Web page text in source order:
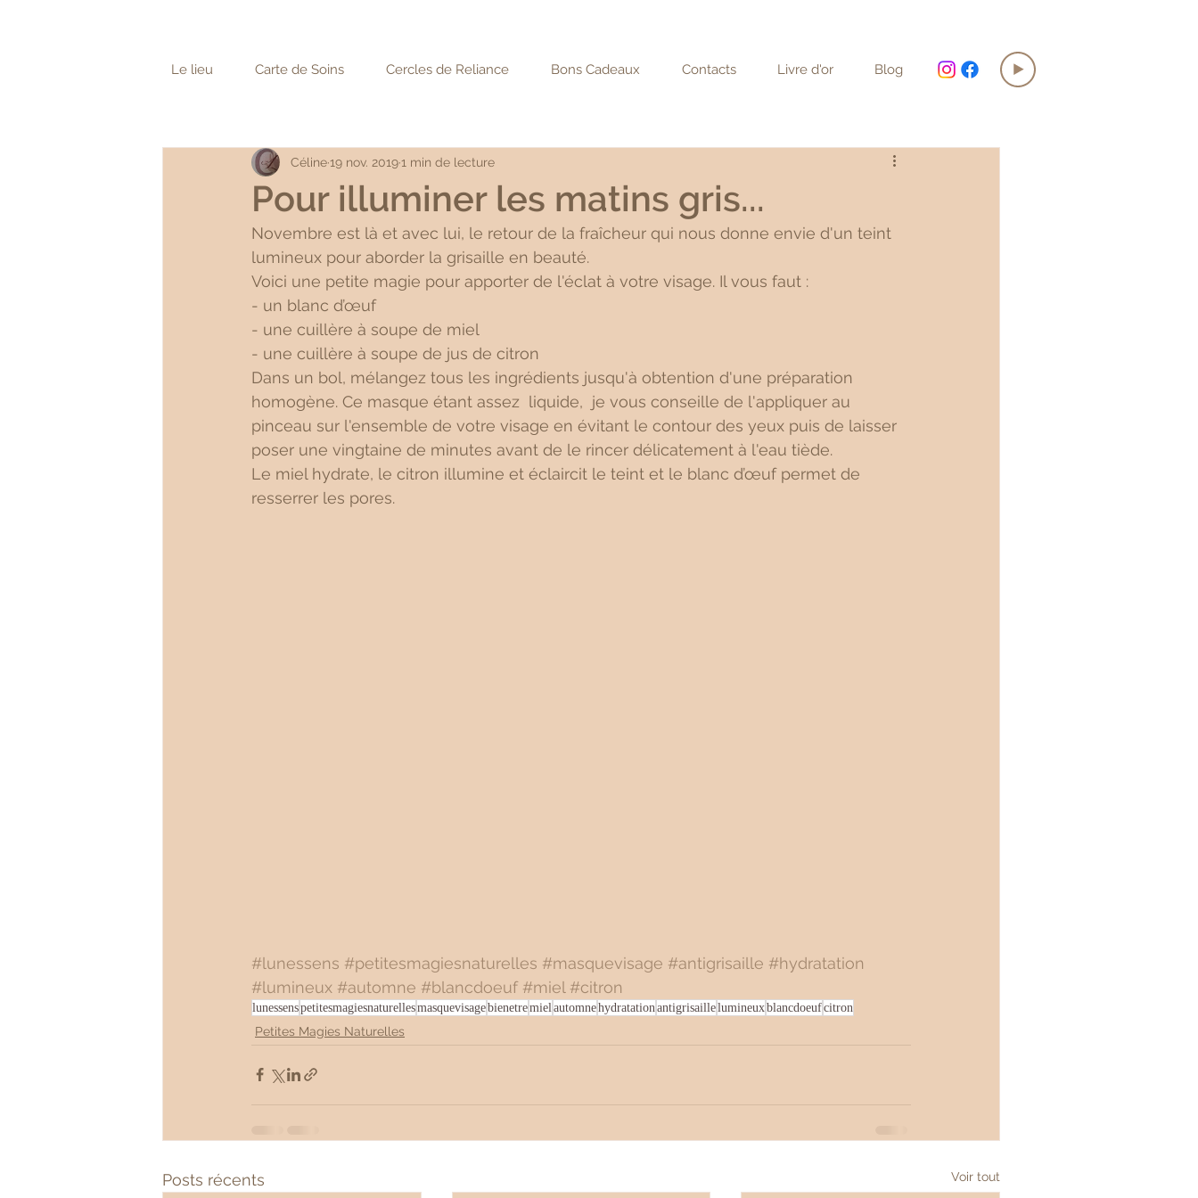
Le lieu Carte de Soins Cercles de Reliance Bons Cadeaux Contacts Livre d'or Blog
Pour illuminer les matins gris...
Céline19 nov. 20191 min de lecture
Novembre est là et avec lui, le retour de la fraîcheur qui nous donne envie d'un teint
lumineux pour aborder la grisaille en beauté.
Voici une petite magie pour apporter de l'éclat à votre visage. Il vous faut :
- un blanc d’œuf
- une cuillère à soupe de miel
- une cuillère à soupe de jus de citron
Dans un bol, mélangez tous les ingrédients jusqu'à obtention d'une préparation
homogène. Ce masque étant assez  liquide,  je vous conseille de l'appliquer au
pinceau sur l'ensemble de votre visage en évitant le contour des yeux puis de laisser
poser une vingtaine de minutes avant de le rincer délicatement à l'eau tiède.
Le miel hydrate, le citron illumine et éclaircit le teint et le blanc d’œuf permet de
resserrer les pores.
#lunessens #petitesmagiesnaturelles #masquevisage #antigrisaille #hydratation
#lumineux #automne #blancdoeuf #miel #citron
lunessenspetitesmagiesnaturellesmasquevisagebienetremiel automnehydratation antigrisaillelumineuxblancdoeufcitron
Petites Magies Naturelles
Posts récents Voir tout